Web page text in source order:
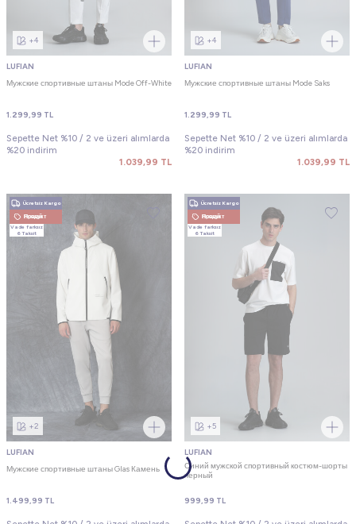
+4
LUFIAN
Мужские спортивные штаны Mode Off-White
1.299,99 TL
Sepette Net %10 / 2 ve üzeri alımlarda
%20 indirim
1.039,99 TL
+4
LUFIAN
Мужские спортивные штаны Mode Saks
1.299,99 TL
Sepette Net %10 / 2 ve üzeri alımlarda
%20 indirim
1.039,99 TL
Ücretsiz Kargo
Новый Продукт
Vade farksız
6 Taksit
+2
LUFIAN
Мужские спортивные штаны Glas Камень
1.499,99 TL
Ücretsiz Kargo
Новый Продукт
Vade farksız
6 Taksit
+5
LUFIAN
Синий мужской спортивный костюм-шорты
черный
999,99 TL